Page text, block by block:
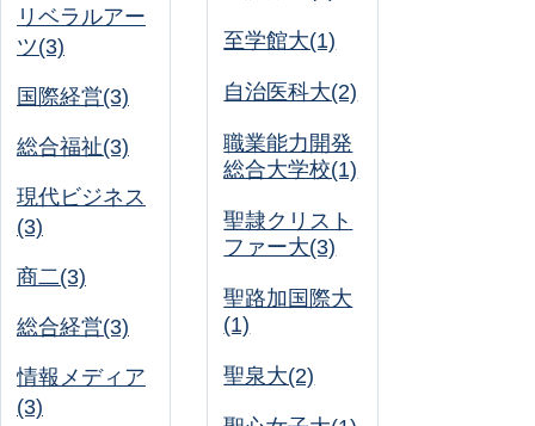
リベラルアー
ツ(3)
国際経営(3)
総合福祉(3)
現代ビジネス
(3)
商二(3)
総合経営(3)
情報メディア
(3)
至学館大(1)
自治医科大(2)
職業能力開発
総合大学校(1)
聖隷クリスト
ファー大(3)
聖路加国際大
(1)
聖泉大(2)